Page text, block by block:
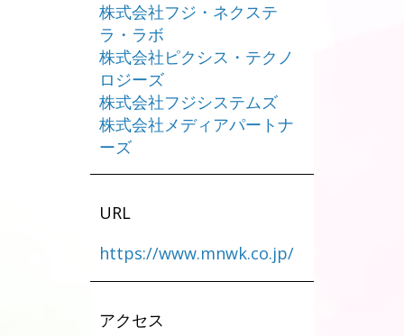
株式会社フジ・ネクステ
ラ・ラボ
株式会社ピクシス・テクノ
ロジーズ
株式会社フジシステムズ
株式会社メディアパートナ
ーズ
URL
https://www.mnwk.co.jp/
アクセス